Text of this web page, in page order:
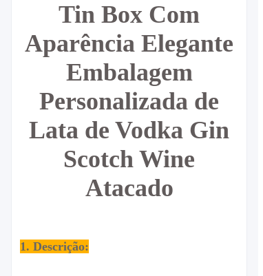
Tin Box Com
Aparência Elegante
Embalagem
Personalizada de
Lata de Vodka Gin
Scotch Wine
Atacado
1. Descrição: